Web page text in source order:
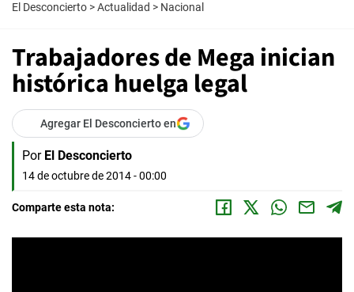
El Desconcierto >Actualidad > Nacional
Trabajadores de Mega inician
histórica huelga legal
Agregar El Desconcierto en
Por El Desconcierto
14 de octubre de 2014 - 00:00
Comparte esta nota: